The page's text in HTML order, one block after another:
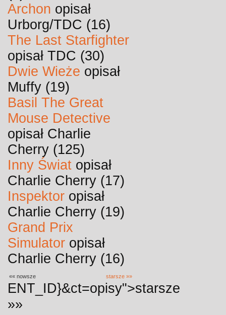
Archon opisał
Urborg/TDC (16)
The Last Starfighter
opisał TDC (30)
Dwie Wieże opisał
Muffy (19)
Basil The Great
Mouse Detective
opisał Charlie
Cherry (125)
Inny Świat opisał
Charlie Cherry (17)
Inspektor opisał
Charlie Cherry (19)
Grand Prix
Simulator opisał
Charlie Cherry (16)
«« nowsze starsze »»
ENT_ID}&ct=opisy">starsze
»»